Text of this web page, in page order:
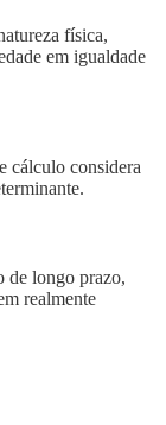
física,
em igualdade
cálculo considera
de longo prazo,
realmente